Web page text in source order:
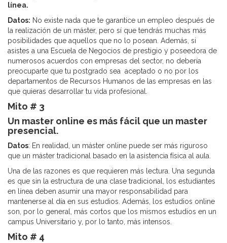
línea.
Datos: No existe nada que te garantice un empleo después de
la realización de un máster, pero sí que tendrás muchas más
posibilidades que aquellos que no lo posean. Además, si
asistes a una Escuela de Negocios de prestigio y poseedora de
numerosos acuerdos con empresas del sector, no debería
preocuparte que tu postgrado sea aceptado o no por los
departamentos de Recursos Humanos de las empresas en las
que quieras desarrollar tu vida profesional.
Mito # 3
Un master online es más fácil que un master
presencial.
Datos: En realidad, un máster online puede ser más riguroso
que un máster tradicional basado en la asistencia física al aula.
Una de las razones es que requieren más lectura. Una segunda
es que sin la estructura de una clase tradicional, los estudiantes
en línea deben asumir una mayor responsabilidad para
mantenerse al día en sus estudios. Además, los estudios online
son, por lo general, más cortos que los mismos estudios en un
campus Universitario y, por lo tanto, más intensos.
Mito # 4